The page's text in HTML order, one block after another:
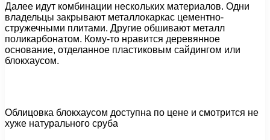
Далее идут комбинации нескольких материалов. Одни
владельцы закрывают металлокаркас цементно-
стружечными плитами. Другие обшивают металл
поликарбонатом. Кому-то нравится деревянное
основание, отделанное пластиковым сайдингом или
блокхаусом.
Облицовка блокхаусом доступна по цене и смотрится не
хуже натурального сруба